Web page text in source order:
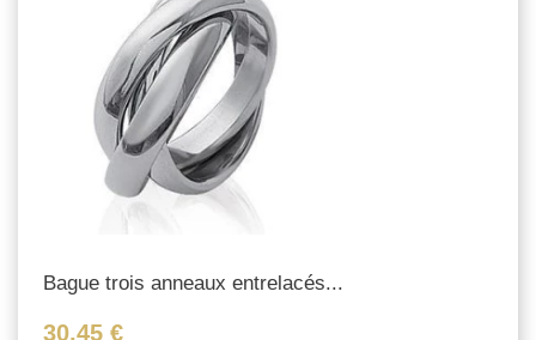
Bague trois anneaux entrelacés...
30,45 €